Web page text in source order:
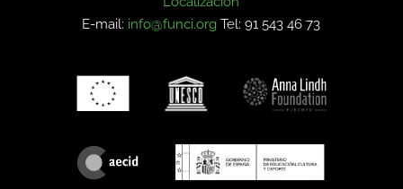
E-mail: info@funci.org Tel: 91 543 46 73